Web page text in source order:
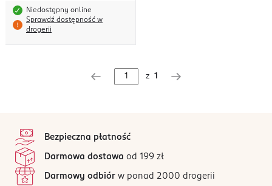
Niedostępny online
Sprawdź dostępność w
drogerii
z 1
Bezpieczna płatność
Darmowa dostawa od 199 zł
Darmowy odbiór w ponad 2000 drogerii